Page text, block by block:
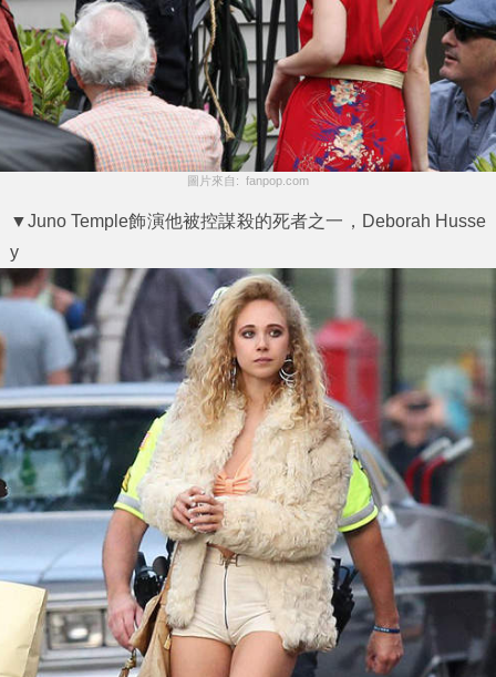
圖片來自:  fanpop.com
▼Juno Temple飾演他被控謀殺的死者之一，Deborah Husse
y